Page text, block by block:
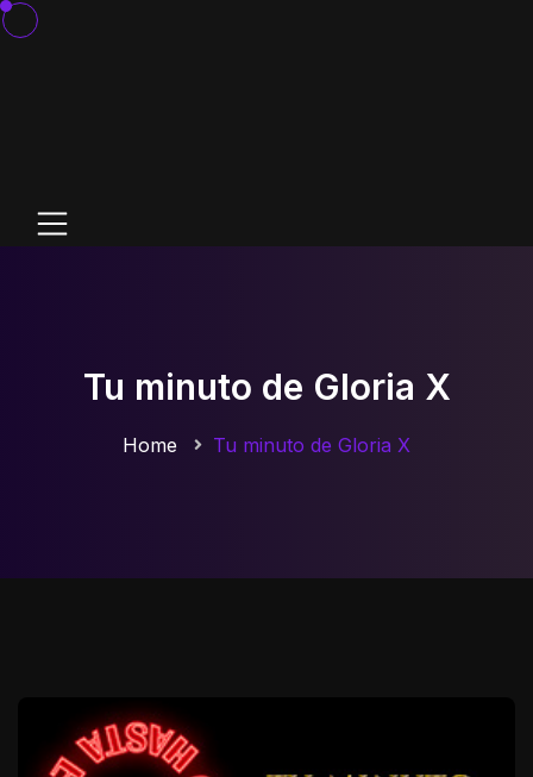
Tu minuto de Gloria X
Home Tu minuto de Gloria X